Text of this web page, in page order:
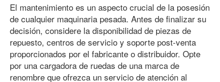
El mantenimiento es un aspecto crucial de la posesión
de cualquier maquinaria pesada. Antes de finalizar su
decisión, considere la disponibilidad de piezas de
repuesto, centros de servicio y soporte post-venta
proporcionados por el fabricante o distribuidor. Opte
por una cargadora de ruedas de una marca de
renombre que ofrezca un servicio de atención al